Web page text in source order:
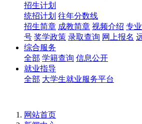
招生计划
统招计划 往年分数线
招生简章 成教简章 视频介绍 专
号 奖学政策 录取查询 网上报名
综合服务
全部 学籍查询 信息公开
就业指导
全部 大学生就业服务平台
网站首页